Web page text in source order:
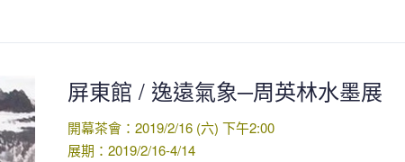
屏東館 / 逸遠氣象─周英林水墨展
開幕茶會：2019/2/16 (六) 下午2:00
展期：2019/2/16-4/14